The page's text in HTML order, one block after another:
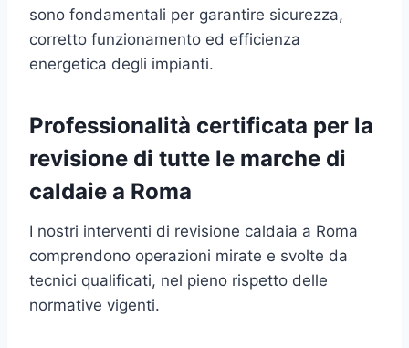
sono fondamentali per garantire sicurezza,
corretto funzionamento ed efficienza
energetica degli impianti.
Professionalità certificata per la
revisione di tutte le marche di
caldaie a Roma
I nostri interventi di revisione caldaia a Roma
comprendono operazioni mirate e svolte da
tecnici qualificati, nel pieno rispetto delle
normative vigenti.